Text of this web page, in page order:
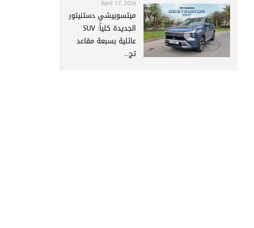
April 17, 2026
ميتسوبيشي دستنيتور
الجديدة كلياً: SUV
عائلية بسبعة مقاعد
تج...